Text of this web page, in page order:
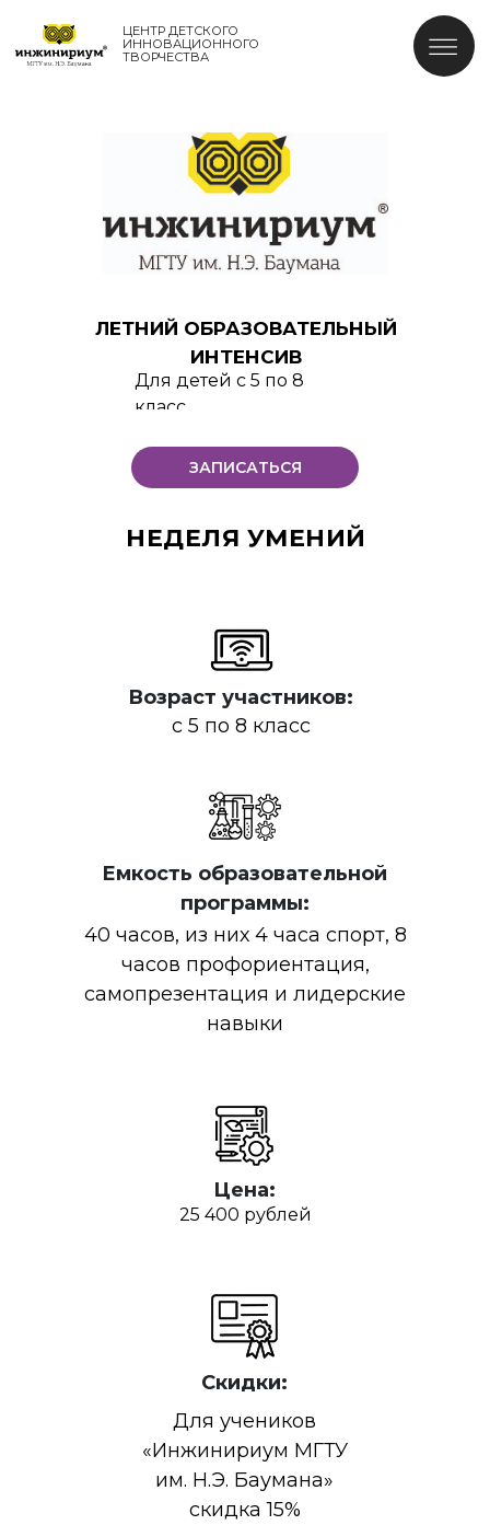
ИННОВАЦИОННОГО
ТВОРЧЕСТВА
ЛЕТНИЙ ОБРАЗОВАТЕЛЬНЫЙ
ИНТЕНСИВ
Для детей с 5 по 8
класс
НЕДЕЛЯ УМЕНИЙ
ЗАПИСАТЬСЯ
Возраст участников:
с 5 по 8 класс
Емкость образовательной
программы:
40 часов, из них 4 часа спорт, 8
часов профориентация,
самопрезентация и лидерские
навыки
Цена:
25 400 рублей
Скидки:
Для учеников
«Инжинириум МГТУ
им. Н.Э. Баумана»
скидка 15%